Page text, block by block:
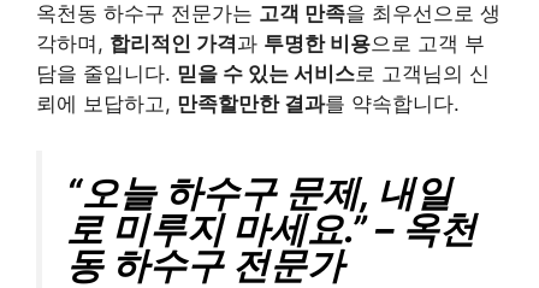
옥천동 하수구 전문가는 고객 만족을 최우선으로 생
각하며, 합리적인 가격과 투명한 비용으로 고객 부
담을 줄입니다. 믿을 수 있는 서비스로 고객님의 신
뢰에 보답하고, 만족할만한 결과를 약속합니다.
“오늘 하수구 문제, 내일
로 미루지 마세요.” – 옥천
동 하수구 전문가